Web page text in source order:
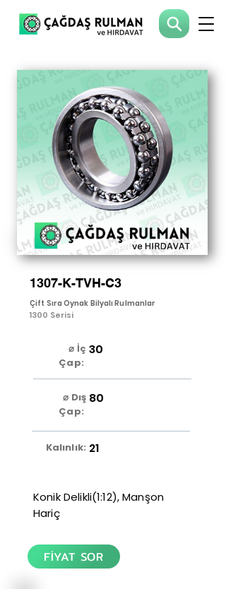
1307-K-TVH-C3
Çift Sıra Oynak Bilyalı Rulmanlar
1300 Serisi
⌀ İç
Çap:
30
⌀ Dış
Çap:
80
Kalınlık: 21
Konik Delikli(1:12), Manşon
Hariç
FİYAT SOR